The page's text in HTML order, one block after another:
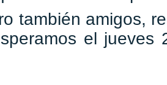
también amigos,
el